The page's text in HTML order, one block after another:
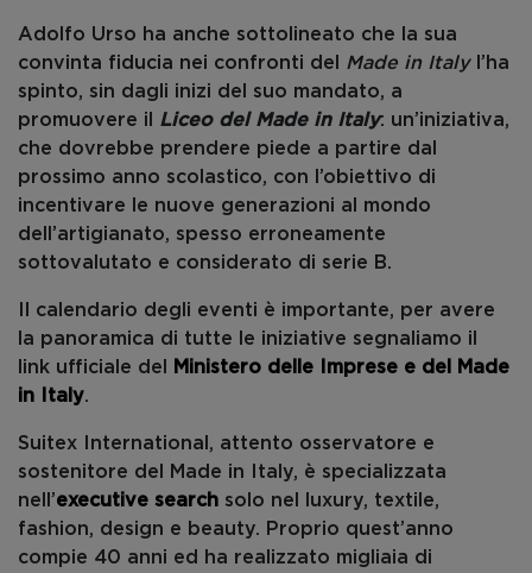
Adolfo Urso ha anche sottolineato che la sua
convinta fiducia nei confronti del Made in Italyl’ha
spinto, sin dagli inizi del suo mandato, a
promuovere il Liceo del Made in Italy: un’iniziativa,
che dovrebbe prendere piede a partire dal
prossimo anno scolastico, con l’obiettivo di
incentivare le nuove generazioni al mondo
dell’artigianato, spesso erroneamente
sottovalutato e considerato di serie B.
Il calendario degli eventi è importante, per avere
la panoramica di tutte le iniziative segnaliamo il
link ufficiale del
Ministero delle Imprese e del Made
in Italy.
Suitex International, attento osservatore e
sostenitore del Made in Italy, è specializzata
nell’executive search solo nel luxury, textile,
fashion, design e beauty. Proprio quest’anno
compie 40 anni ed ha realizzato migliaia di